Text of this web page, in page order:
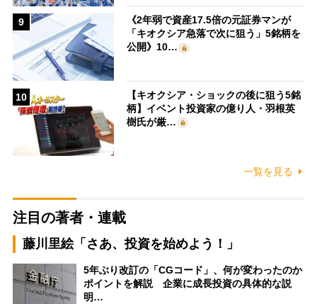
9
《2年弱で資産17.5倍の元証券マンが
「キオクシア急落で次に狙う」5銘柄を
公開》10…
10
【キオクシア・ショックの後に狙う5銘
柄】イベント投資家の億り人・羽根英
樹氏が厳…
一覧を見る
注目の著者・連載
藤川里絵「さあ、投資を始めよう！」
5年ぶり改訂の「CGコード」、何が変わったのか
ポイントを解説 企業に成長投資の具体的な説
明…